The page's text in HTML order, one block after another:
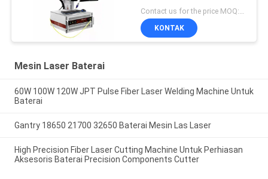
Contact us for the price MOQ:1 set
KONTAK
Mesin Laser Baterai
60W 100W 120W JPT Pulse Fiber Laser Welding Machine Untuk
Baterai
Gantry 18650 21700 32650 Baterai Mesin Las Laser
High Precision Fiber Laser Cutting Machine Untuk Perhiasan
Aksesoris Baterai Precision Components Cutter